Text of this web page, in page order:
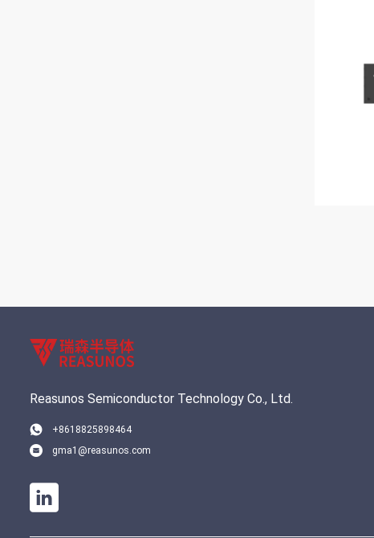
Reasunos Semiconductor Technology Co., Ltd.
+8618825898464
gma1@reasunos.com